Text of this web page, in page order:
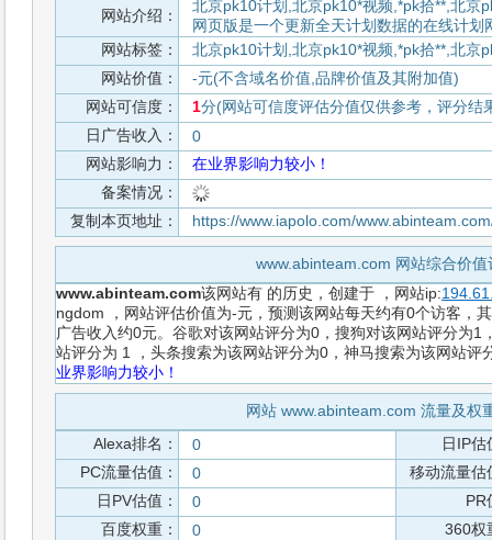
网站介绍：
北京pk10计划,北京pk10*视频,*pk拾**,北京
网页版是一个更新全天计划数据的在线计划
网站标签：
北京pk10计划,北京pk10*视频,*pk拾**,北京
网站价值：
-元(不含域名价值,品牌价值及其附加值)
网站可信度：
1分(网站可信度评估分值仅供参考，评分结
日广告收入：
0
网站影响力：
在业界影响力较小！
备案情况：
复制本页地址：
https://www.iapolo.com/
www.abinteam.com 网站综合价值
www.abinteam.com该网站有 的历史，创建于 ，网站ip:
ngdom ，网站评估价值为-元，预测该网站每天约有0个访客，
广告收入约0元。谷歌对该网站评分为0，搜狗对该网站评分为1
站评分为 1 ，头条搜索为该网站评分为0，神马搜索为该网站
业界影响力较小！
网站 www.abinteam.com 流量及权
Alexa排名：
0
日IP估
PC流量估值：
0
移动流量估
日PV估值：
0
PR
百度权重：
0
360权